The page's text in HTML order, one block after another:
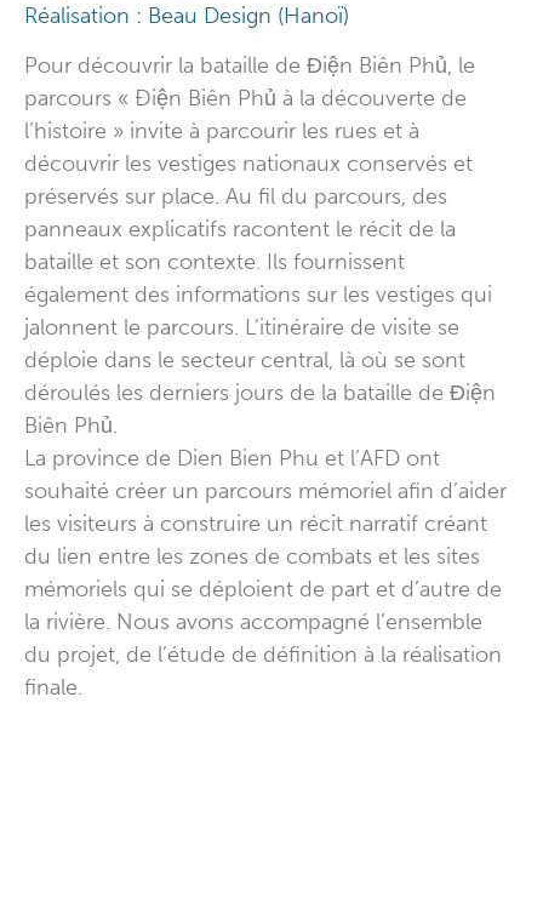
Réalisation : Beau Design (Hanoï)
Pour découvrir la bataille de Điện Biên Phủ, le
parcours « Ðiện Biên Phủ à la découverte de
l’histoire » invite à parcourir les rues et à
découvrir les vestiges nationaux conservés et
préservés sur place. Au fil du parcours, des
panneaux explicatifs racontent le récit de la
bataille et son contexte. Ils fournissent
également des informations sur les vestiges qui
jalonnent le parcours. L’itinéraire de visite se
déploie dans le secteur central, là où se sont
déroulés les derniers jours de la bataille de Điện
Biên Phủ.
La province de Dien Bien Phu et l’AFD ont
souhaité créer un parcours mémoriel afin d’aider
les visiteurs à construire un récit narratif créant
du lien entre les zones de combats et les sites
mémoriels qui se déploient de part et d’autre de
la rivière. Nous avons accompagné l’ensemble
du projet, de l’étude de définition à la réalisation
finale.